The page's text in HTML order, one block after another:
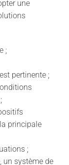
une
;
pertinente ;
principale
;
un système de